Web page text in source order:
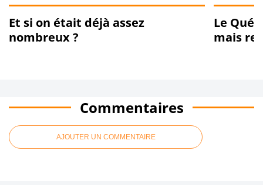
Et si on était déjà assez
nombreux ?
Le
mais
Commentaires
AJOUTER UN COMMENTAIRE